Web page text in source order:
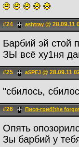
#24 ashtray @ 28.09.11
Барбий эй стой
ЗЫ всё ху1ня
#25 aSPEJ @ 28.09.11
"сбилось,
#26 Пися-гриб[the
Опять
Зы барбий у